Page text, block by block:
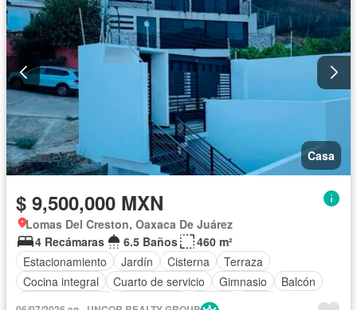
Casa
$ 9,500,000 MXN
Lomas Del Creston, Oaxaca De Juárez
4 Recámaras
6.5 Baños
460 m²
Estacionamiento
Jardín Cisterna
Terraza
Cocina integral
Cuarto de servicio Gimnasio
Balcón
Azotea